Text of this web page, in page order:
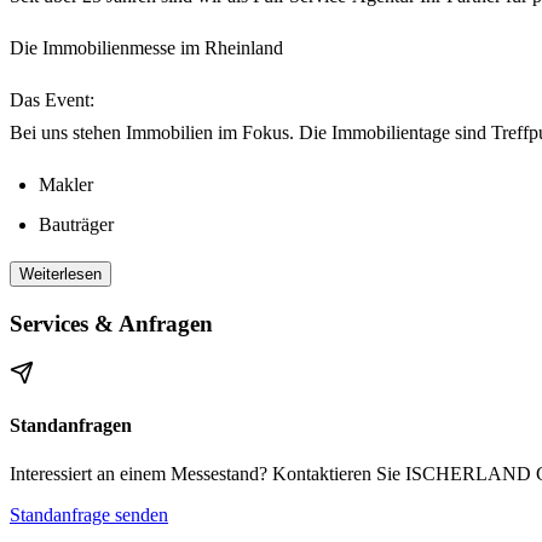
Die Immobilienmesse im Rheinland
Das Event:
Bei uns stehen Immobilien im Fokus. Die Immobilientage sind
Makler
Bauträger
Fertighaushersteller
Unser Veranstaltungskonzept spricht Besucher an, die sich aktiv mit
Weiterlesen
Services & Anfragen
Standanfragen
Interessiert an einem Messestand? Kontaktieren Sie ISCHERLAND
Standanfrage senden